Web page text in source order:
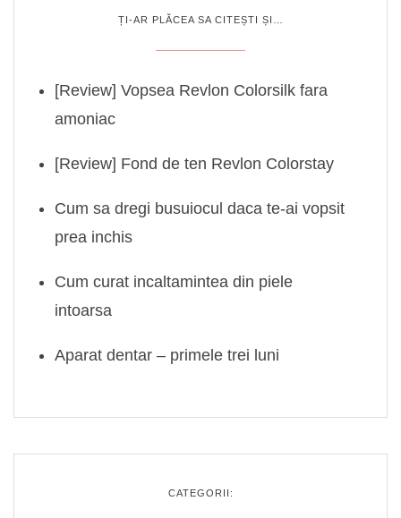
ȚI-AR PLĂCEA SA CITEȘTI ȘI…
[Review] Vopsea Revlon Colorsilk fara
amoniac
[Review] Fond de ten Revlon Colorstay
Cum sa dregi busuiocul daca te-ai vopsit
prea inchis
Cum curat incaltamintea din piele
intoarsa
Aparat dentar – primele trei luni
CATEGORII: